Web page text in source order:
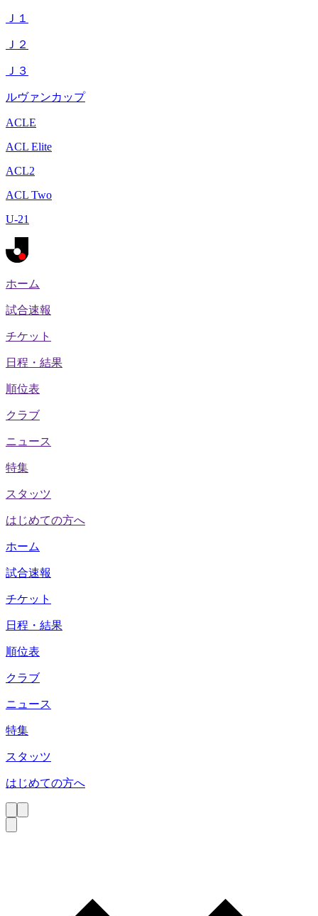
Ｊ１
Ｊ２
Ｊ３
ルヴァンカップ
ACLE
ACL Elite
ACL2
ACL Two
U-21
ホーム
試合速報
チケット
日程・結果
順位表
クラブ
ニュース
特集
スタッツ
はじめての方へ
ホーム
試合速報
チケット
日程・結果
順位表
クラブ
ニュース
特集
スタッツ
はじめての方へ